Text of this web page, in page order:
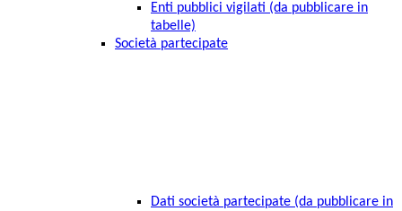
Enti pubblici vigilati (da pubblicare in
tabelle)
Società partecipate
Dati società partecipate (da pubblicare in